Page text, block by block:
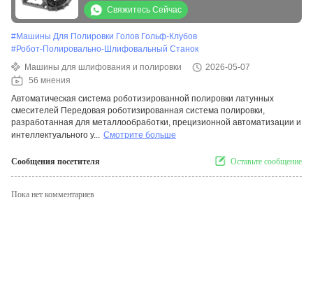
компонентов автомобильных
подшипников
Свяжитесь Сейчас
#Машины Для Полировки Голов Гольф-Клубов
#Робот-Полировально-Шлифовальный Станок
Машины для шлифования и полировки
2026-05-07
56 мнения
Автоматическая система роботизированной полировки латунных
смесителей Передовая роботизированная система полировки,
разработанная для металлообработки, прецизионной автоматизации и
интеллектуального у... Смотрите больше
Сообщения посетителя Оставьте сообщение
Пока нет комментариев